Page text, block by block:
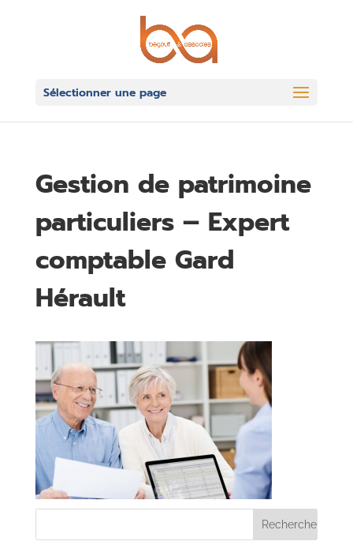
Sélectionner une page
Gestion de patrimoine
particuliers – Expert
comptable Gard
Hérault